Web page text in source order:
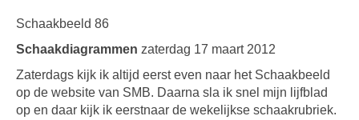
Schaakbeeld 86
Schaakdiagrammen zaterdag 17 maart 2012
Zaterdags kijk ik altijd eerst even naar het Schaakbeeld
op de website van SMB. Daarna sla ik snel mijn lijfblad
op en daar kijk ik eerstnaar de wekelijkse schaakrubriek.